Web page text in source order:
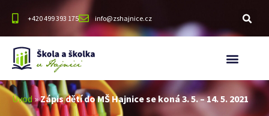
+420 499 393 175 info@zshajnice.cz
Úvod»Zápis dětí do MŠ Hajnice se koná 3. 5. – 14. 5. 2021